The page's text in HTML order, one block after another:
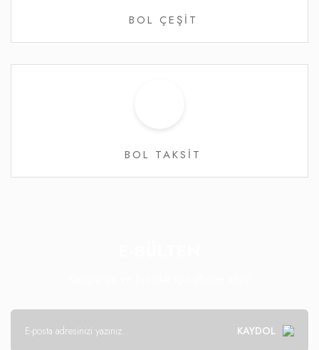
BOL ÇEŞİT
BOL TAKSİT
KAYDOL